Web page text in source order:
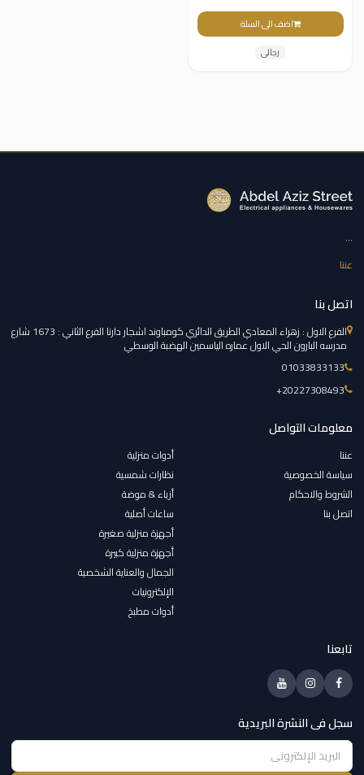
اضف الى السلة
رجالى
...
عننا
اتصل بنا
الفرع الاول : زهراء المعادي الطريق الدائري كومباوند اشجار دارنا الفرع الثاني : 1673 شارع
مدرسه البارون الحي الاول عماره الياسمين الهضبة الوسطي
01033833133
‎+20227308493
معلومات التواصل
عننا
سياسة الخصوصية
الشروط والاحكام
اتصل بنا
أدوات منزلية
نظارات شمسية
أزياء & موضة
ساعات أصلية
أجهزة منزلية صغيرة
أجهزة منزلية كبيرة
الجمال والعناية الشخصية
الإلكترونيات
أدوات مطبخ
تابعنا
سجل فى النشرة البريدية